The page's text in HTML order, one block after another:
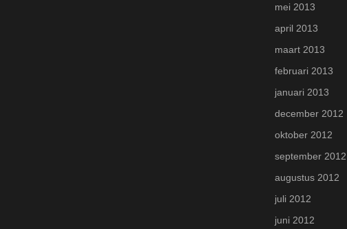
mei 2013
april 2013
maart 2013
februari 2013
januari 2013
december 2012
oktober 2012
september 2012
augustus 2012
juli 2012
juni 2012